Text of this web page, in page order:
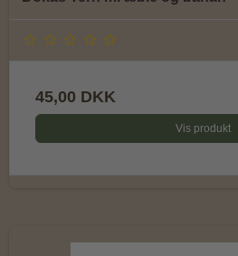
45,00 DKK
Vis produkt